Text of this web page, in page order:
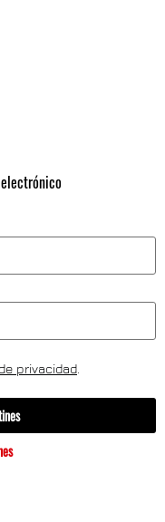
privacidad